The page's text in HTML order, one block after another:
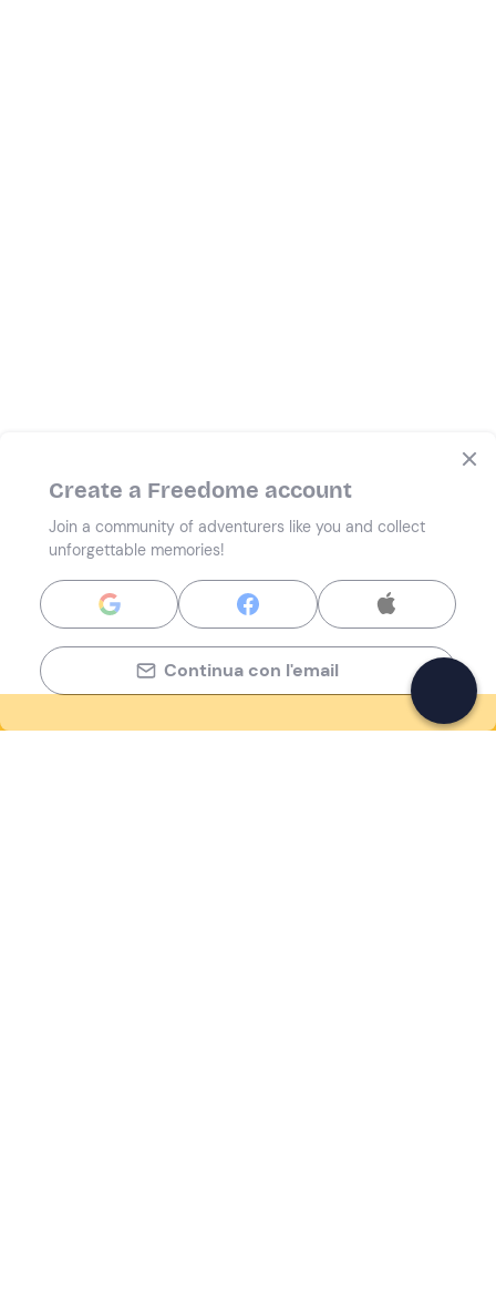
Create a Freedome account
Join a community of adventurers like you and collect
unforgettable memories!
Continua con l'email